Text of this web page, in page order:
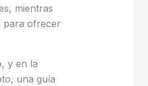
mientras
para ofrecer
y en la
una guía